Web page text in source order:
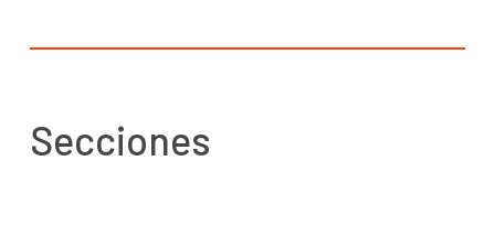
Secciones